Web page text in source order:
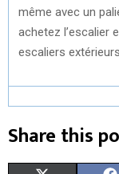
même avec un
achetez l’escalier
escaliers
Share this